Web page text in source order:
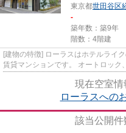
東京都世田谷区
-
築年数：築9年
階数：4階建
[建物の特徴] ローラスはホテルライ
賃貸マンションです。 オートロック
あり、防犯カメラも設置さ...
現在空室情
ローラスへの
該当公開件